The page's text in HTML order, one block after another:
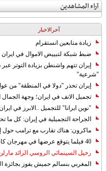
آراء المشاهدين
آخرالاخبار
زيادة متابعين انستقرام
ضبط شبكة لتبييض الاموال في ايران
إيران تتهم واشنطن بزيادة التوتر
"شرعية"
إيران تحذر "دولا في المنطقة" من
تجميل الانف في ايران؛ وجهة الجمال
"نوين ايرانا" للتجميل ..الابرز في
الجراحة التجميلية في إيران: كل ما
ماكرون: هناك تقارب مع ترامب حول
40 فيلما يتوقع عرضها في مهرجان كان 2019
رحيل السينمائي الروسي الرائد
المغربي بنسالم حميش يفوز بجائزة